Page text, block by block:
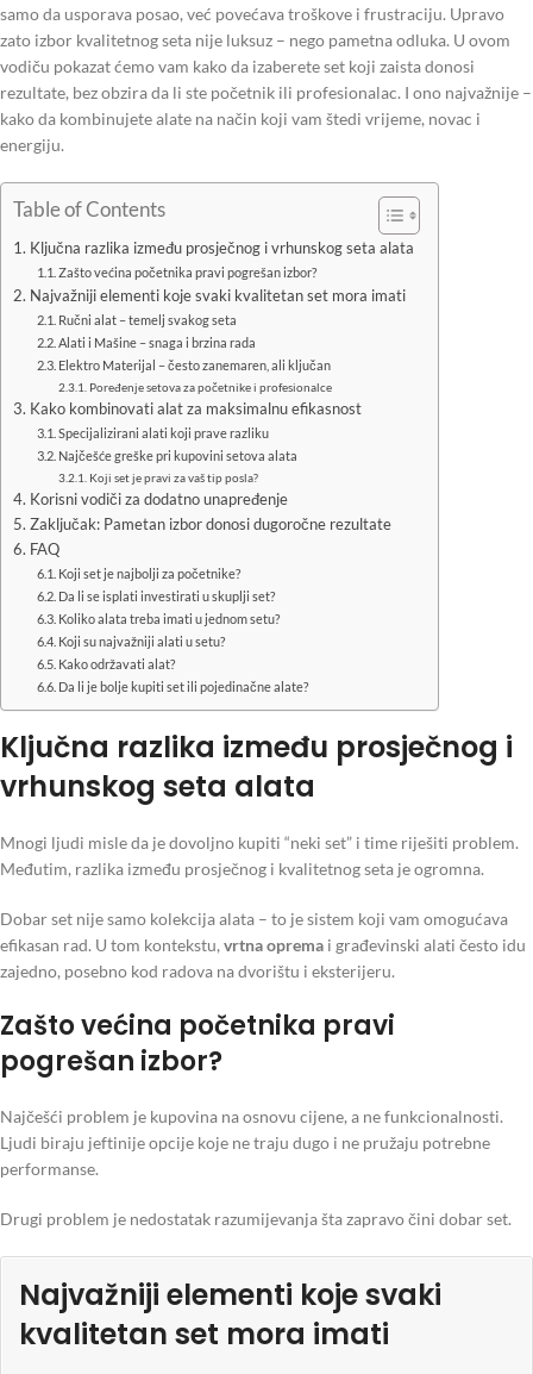
samo da usporava posao, već povećava troškove i frustraciju. Upravo
zato izbor kvalitetnog seta nije luksuz – nego pametna odluka. U ovom
vodiču pokazat ćemo vam kako da izaberete set koji zaista donosi
rezultate, bez obzira da li ste početnik ili profesionalac. I ono najvažnije –
kako da kombinujete alate na način koji vam štedi vrijeme, novac i
energiju.
Table of Contents
Ključna razlika između prosječnog i vrhunskog seta alata
Zašto većina početnika pravi pogrešan izbor?
Najvažniji elementi koje svaki kvalitetan set mora imati
Ručni alat – temelj svakog seta
Alati i Mašine – snaga i brzina rada
Elektro Materijal – često zanemaren, ali ključan
Poređenje setova za početnike i profesionalce
Kako kombinovati alat za maksimalnu efikasnost
Specijalizirani alati koji prave razliku
Najčešće greške pri kupovini setova alata
Koji set je pravi za vaš tip posla?
Korisni vodiči za dodatno unapređenje
Zaključak: Pametan izbor donosi dugoročne rezultate
FAQ
Koji set je najbolji za početnike?
Da li se isplati investirati u skuplji set?
Koliko alata treba imati u jednom setu?
Koji su najvažniji alati u setu?
Kako održavati alat?
Da li je bolje kupiti set ili pojedinačne alate?
Ključna razlika između prosječnog i
vrhunskog seta alata
Mnogi ljudi misle da je dovoljno kupiti “neki set” i time riješiti problem.
Međutim, razlika između prosječnog i kvalitetnog seta je ogromna.
Dobar set nije samo kolekcija alata – to je sistem koji vam omogućava
efikasan rad. U tom kontekstu, vrtna oprema i građevinski alati često idu
zajedno, posebno kod radova na dvorištu i eksterijeru.
Zašto većina početnika pravi
pogrešan izbor?
Najčešći problem je kupovina na osnovu cijene, a ne funkcionalnosti.
Ljudi biraju jeftinije opcije koje ne traju dugo i ne pružaju potrebne
performanse.
Drugi problem je nedostatak razumijevanja šta zapravo čini dobar set.
Najvažniji elementi koje svaki
kvalitetan set mora imati